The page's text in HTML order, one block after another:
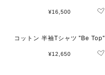
¥16,500
コットン 半袖Tシャツ "Be Top"
¥12,650